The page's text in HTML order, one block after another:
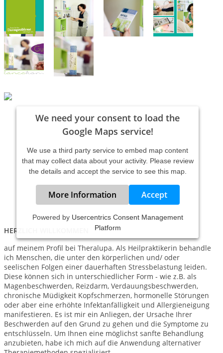
We need your consent to load the
Google Maps service!
We use a third party service to embed map content
that may collect data about your activity. Please review
the details and accept the service to see this map.
More Information Accept
Powered by Usercentrics Consent Management
Platform
HERZLICH WILLKOMMEN
auf meinem Profil bei Theralupa. Als Heilpraktikerin behandle
ich Menschen, die unter den körperlichen und/ oder
seelischen Folgen einer dauerhaften Stressbelastung leiden.
Diese können sich in unterschiedlicher Form - wie z.B. als
Magenbeschwerden, Reizdarm, Verdauungsbeschwerden,
chronische Müdigkeit Kopfschmerzen, hormonelle Störungen
oder aber eine erhöhte Infektanfälligkeit und Allergieneigung
manifestieren. Es ist mir ein Anliegen, der Ursache Ihrer
Beschwerden auf den Grund zu gehen und die Symptome zu
entschlüsseln. Um Ihnen eine möglichst sanfte Behandlung
anzubieten, habe ich mich auf die Anwendung alternativer